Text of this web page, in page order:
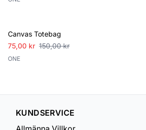
Canvas Totebag
75,00 kr 150,00 kr
ONE
KUNDSERVICE